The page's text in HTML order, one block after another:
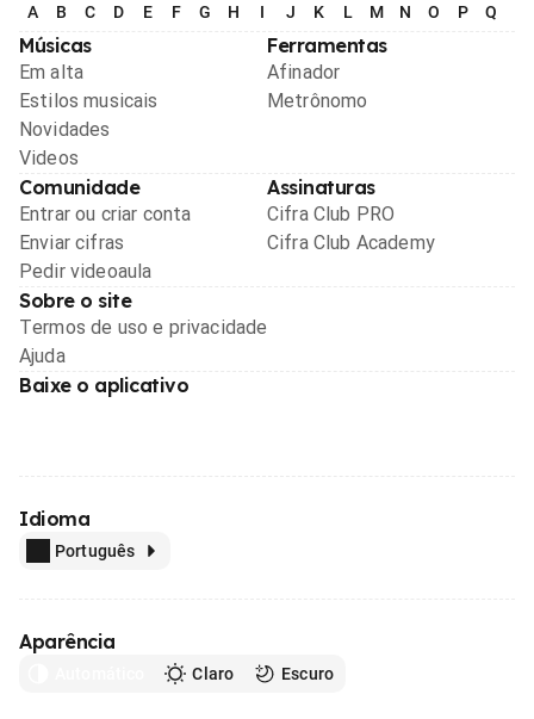
A B C D E F G H I J K L M N O P Q
Músicas
Em alta
Estilos musicais
Novidades
Videos
Ferramentas
Afinador
Metrônomo
Comunidade
Entrar ou criar conta
Enviar cifras
Pedir videoaula
Assinaturas
Cifra Club PRO
Cifra Club Academy
Sobre o site
Termos de uso e privacidade
Ajuda
Baixe o aplicativo
Idioma
Português
Aparência
Claro Escuro